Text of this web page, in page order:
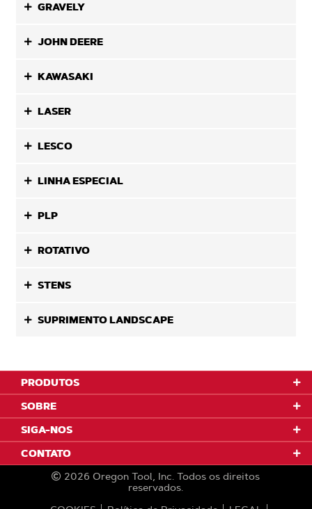
GRAVELY
JOHN DEERE
KAWASAKI
LASER
LESCO
LINHA ESPECIAL
PLP
ROTATIVO
STENS
SUPRIMENTO LANDSCAPE
PRODUTOS
SOBRE
SIGA-NOS
CONTATO
2026 Oregon Tool, Inc. Todos os direitos
reservados.